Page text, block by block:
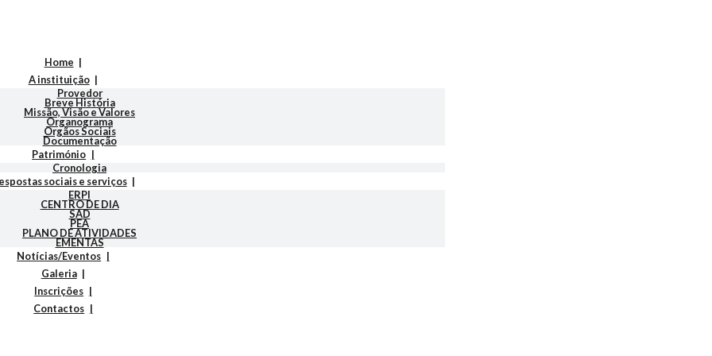
Home
A instituição
Provedor
Breve História
Missão, Visão e Valores
Organograma
Orgãos Sociais
Documentação
Património
Cronologia
sociais e serviços
ERPI
CENTRO DE DIA
SAD
PEA
PLANO DE ATIVIDADES
EMENTAS
Notícias/Eventos
Galeria
Inscrições
Contactos